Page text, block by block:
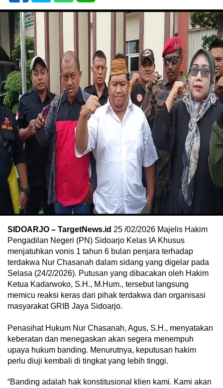
​SIDOARJO – TargetNews.id 25 /02/2026 Majelis Hakim
Pengadilan Negeri (PN) Sidoarjo Kelas IA Khusus
menjatuhkan vonis 1 tahun 6 bulan penjara terhadap
terdakwa Nur Chasanah dalam sidang yang digelar pada
Selasa (24/2/2026). Putusan yang dibacakan oleh Hakim
Ketua Kadarwoko, S.H., M.Hum., tersebut langsung
memicu reaksi keras dari pihak terdakwa dan organisasi
masyarakat GRIB Jaya Sidoarjo.
​Penasihat Hukum Nur Chasanah, Agus, S.H., menyatakan
keberatan dan menegaskan akan segera menempuh
upaya hukum banding. Menurutnya, keputusan hakim
perlu diuji kembali di tingkat yang lebih tinggi.
​“Banding adalah hak konstitusional klien kami. Kami akan